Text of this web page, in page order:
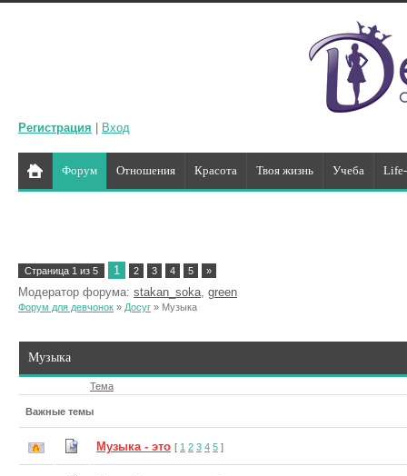
Регистрация Вход
Форум Отношения Красота Твоя жизнь Учеба
Страница 1 из 5 1 2 3 4 5 »
Модератор форума: stakan_soka, green
Форум для девчонок » Досуг » Музыка
Музыка
Тема
Важные темы
Музыка - это [ 1 2 3 4 5 ]